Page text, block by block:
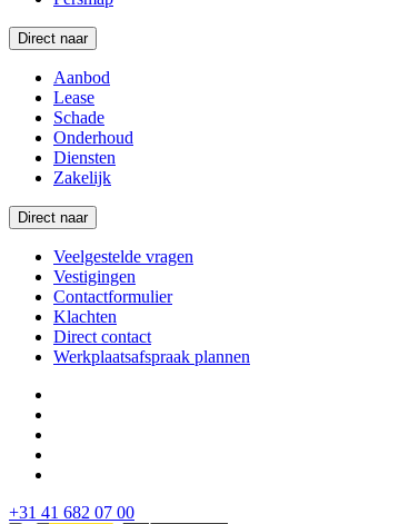
Direct naar
Aanbod
Lease
Schade
Onderhoud
Diensten
Zakelijk
Direct naar
Veelgestelde vragen
Vestigingen
Contactformulier
Klachten
Direct contact
Werkplaatsafspraak plannen
+31 41 682 07 00